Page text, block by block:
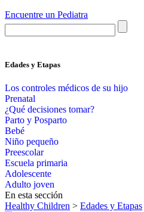
Encuentre un Pediatra
Edades y Etapas
Los controles médicos de su hijo
Prenatal
¿Qué decisiones tomar?
Parto y Posparto
Bebé
Niño pequeño
Preescolar
Escuela primaria
Adolescente
Adulto joven
En esta sección
Healthy Children > Edades y Etapas